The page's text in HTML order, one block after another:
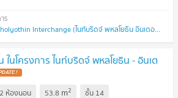
Knightsbridge Phaholyothin Interchange (ไนท์บริดจ์ พหลโยธิน อินเตอร์เชนจ์)
นโครงการ ไนท์บริดจ์ พหลโยธิน - อินเต
!
2 ห้องนอน 53.8 m2 ชั้น 14